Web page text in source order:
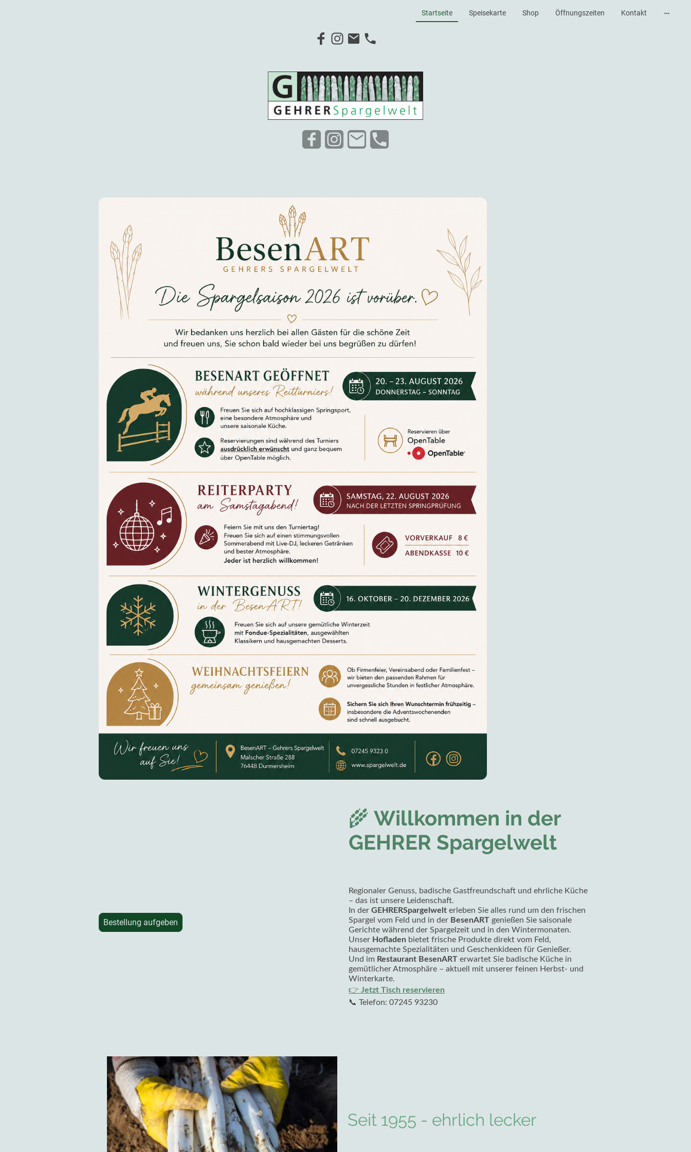
Startseite Speisekarte Shop Öffnungszeiten Kontakt
🌾 Willkommen in der
GEHRER Spargelwelt
Regionaler Genuss, badische Gastfreundschaft und ehrliche Küche
– das ist unsere Leidenschaft.
In der GEHRERSpargelwelt erleben Sie alles rund um den frischen
Spargel vom Feld und in der BesenART genießen Sie saisonale
Gerichte während der Spargelzeit und in den Wintermonaten.
Unser Hofladen bietet frische Produkte direkt vom Feld,
hausgemachte Spezialitäten und Geschenkideen für Genießer.
Und im Restaurant BesenART erwartet Sie badische Küche in
gemütlicher Atmosphäre – aktuell mit unserer feinen Herbst- und
Winterkarte.
👉 Jetzt Tisch reservieren
📞 Telefon: 07245 93230
Bestellung aufgeben
Seit 1955 - ehrlich lecker